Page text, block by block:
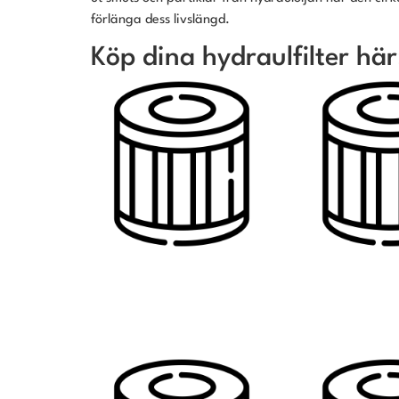
förlänga dess livslängd.
Köp dina hydraulfilter